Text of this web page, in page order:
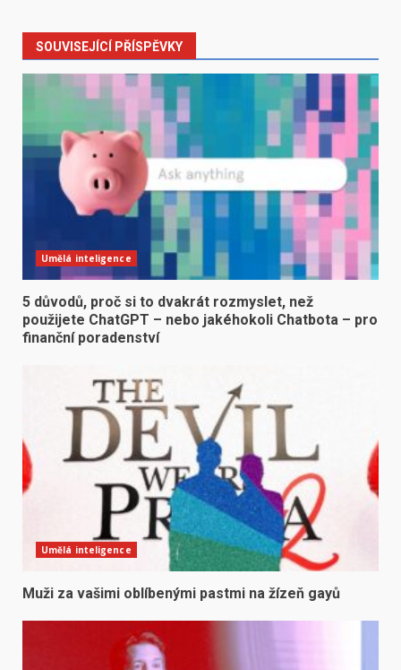
SOUVISEJÍCÍ PŘÍSPĚVKY
Umělá inteligence
5 důvodů, proč si to dvakrát rozmyslet, než
použijete ChatGPT – nebo jakéhokoli Chatbota – pro
finanční poradenství
Umělá inteligence
Muži za vašimi oblíbenými pastmi na žízeň gayů